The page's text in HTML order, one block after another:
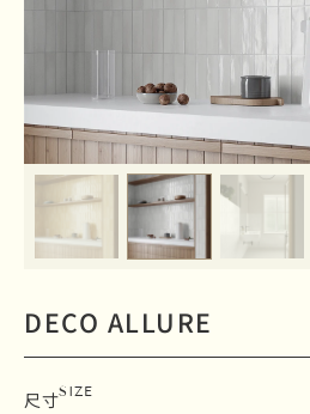
DECO ALLURE
尺寸SIZE